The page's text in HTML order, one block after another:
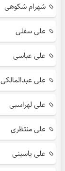
شهرام شکوهی
علی سفلی
علی عباسی
علی عبدالمالکی
علی لهراسبی
علی منتظری
علی یاسینی